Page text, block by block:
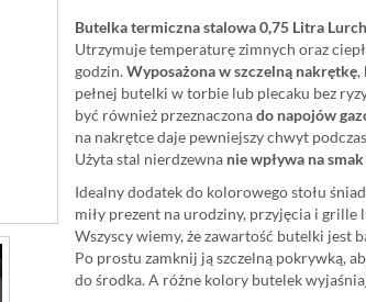
Butelka termiczna stalowa 0,75 Litra
Utrzymuje temperaturę zimnych oraz
godzin.Wyposażona w szczelną nakrętkę,
pełnej butelki w torbie lub plecaku bez
być również przeznaczonado napojów
na nakrętce daje pewniejszy chwyt
Użyta stal nierdzewna nie wpływa na
Idealny dodatek do kolorowego stołu
miły prezent na urodziny, przyjęcia i grille
Wszyscy wiemy, że zawartość butelki jest
Po prostu zamknij ją szczelną pokrywką,
do środka. A różne kolory butelek